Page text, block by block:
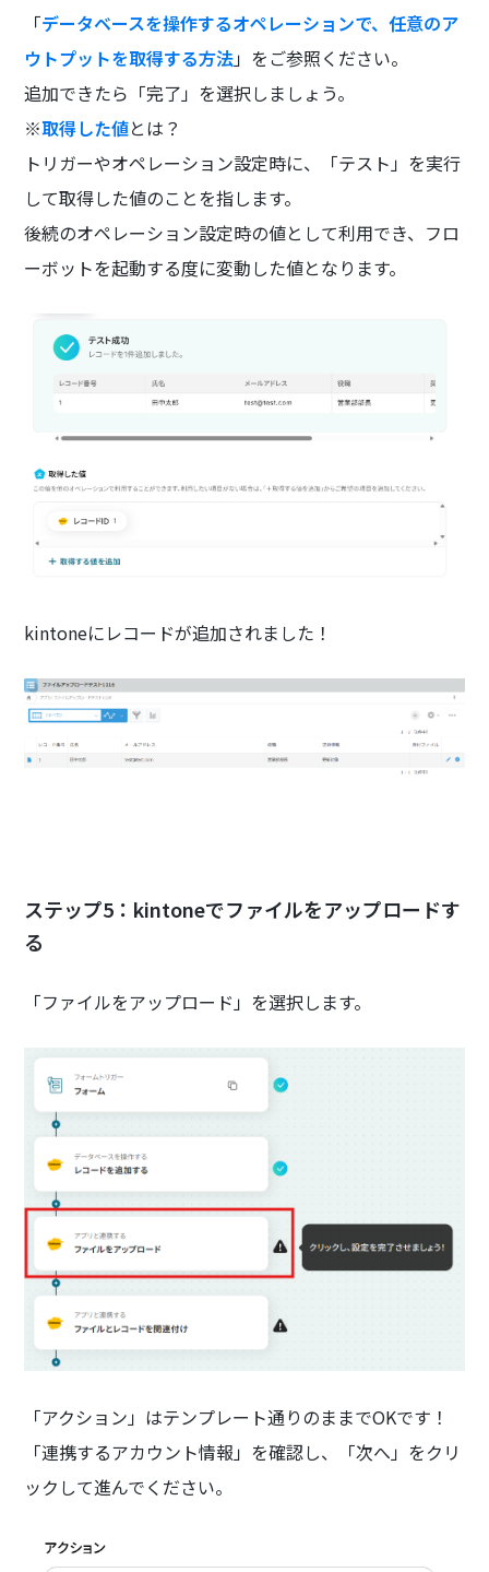
「データベースを操作するオペレーションで、任意のア
ウトプットを取得する方法」をご参照ください。
追加できたら「完了」を選択しましょう。
※取得した値とは？
トリガーやオペレーション設定時に、「テスト」を実行
して取得した値のことを指します。
後続のオペレーション設定時の値として利用でき、フロ
ーボットを起動する度に変動した値となります。
kintoneにレコードが追加されました！
ステップ5：kintoneでファイルをアップロードす
る
「ファイルをアップロード」を選択します。
「アクション」はテンプレート通りのままでOKです！
「連携するアカウント情報」を確認し、「次へ」をクリ
ックして進んでください。